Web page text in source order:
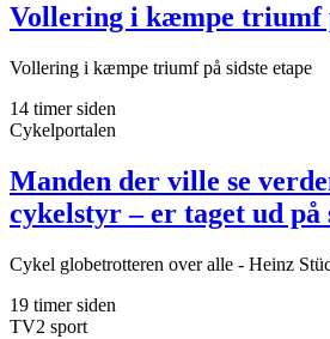
Vollering i kæmpe triumf
Vollering i kæmpe triumf på sidste etape
14 timer siden
Cykelportalen
Manden der ville se
cykelstyr – er taget ud på
Cykel globetrotteren over alle - Heinz
19 timer siden
TV2 sport